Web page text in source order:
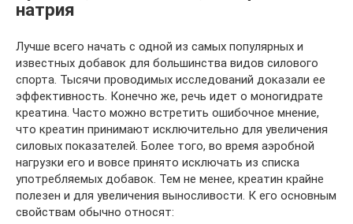
натрия
Лучше всего начать с одной из самых популярных и
известных добавок для большинства видов силового
спорта. Тысячи проводимых исследований доказали ее
эффективность. Конечно же, речь идет о моногидрате
креатина. Часто можно встретить ошибочное мнение,
что креатин принимают исключительно для увеличения
силовых показателей. Более того, во время аэробной
нагрузки его и вовсе принято исключать из списка
употребляемых добавок. Тем не менее, креатин крайне
полезен и для увеличения выносливости. К его основным
свойствам обычно относят: